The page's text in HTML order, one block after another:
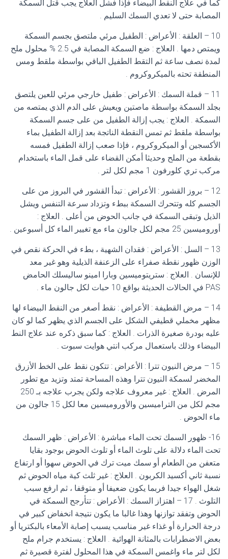
كما في علاج النقط البيضاء فإذا فشل العلاج يجب قتل السمكة
المصابة حتى لا تعدي السمك السليم .
10 – العلقة : الأعراض : الطفيل مرئي ملتصق بجسم السمكة
ويمتص دمها . العلاج : ضع السمكة المصابة في 2.5 % محلول ملح
لمدة نصف ساعة ثم التقط الطفيل الباقي بواسطة ملقط ومس
المنطقة تحته بالميكروكروم .
11 – قملة السمك : الأعراض : طفيل خارجي مرئي للعين يلتصق
بجلد السمكة بواسطة ماصتين ويعيش على الدم الذي يمتصه من
السمكة . العلاج : يجب إزالة الطفيل من على جسم السمكة
بواسطة ملقط ثم تمس النقطة الناتجة بعد إزالة الطفيل بماء
الأكسجين أو الميكروكروم ، فإذا صعب إزالة الطفيل فمسه
بقطعة من الملح وحديثا أمكن القضاء على قمل الماء باستخدام
مركب تري كلورفون 1 مجم لكل لتر .
12 – بروز القشور : الأعراض : تبدأ القشور في البروز من على
الجسم كله وتتحرك السمكة ببطء وتزداد سرعة التنفس ويشل
الذيل وتبقى السمكة في جانب الحوض من أعلى . العلاج :
أوروميسين 25 مجم لكل جالون ماء مع تغيير الماء كل أسبوعين .
13 – السل : الأعراض : فقدان الشهية ، بطء في الحركة نقص في
الوزن ظهور نقطة صفراء على الزعنفة الذيلية وهو غير معد
للإنسان . العلاج : ستريتوميسين وبارا امينو ساليسلك الحامض
PAS في الحالات الحديثة بواقع 10 حبات لكل جالون ماء .
14 – مرض القطيفة : الأعراض : نقط أصغر من النقط البيضاء لها
مظهر مخملي قطيفي الشكل على الجسم الذي يظهر كما لو كان
عليه بودرة صغيرة الذرات . العلاج : كما سبق ذكره عند علاج النط
البيضاء وذلك باستعمال مركب انتي هوايت سبوت .
15 – مرض النيون تترا : الأعراض : تتكون نقط على الخط الأزرق
المخضر لسمكة النيون تترا وهذه المساحة تمتد وتزيد مع تطور
المرض . العلاج : غير معروف علاجه ولكن يجرب علاجه بـ 250
مجم لكل من التراميسين والأوروميسين معا لكل 15 جالون من
ماء الحوض .
16- ظهور السمك تحت الماء مباشرة : الأعراض : ظهر السمك
تحت الماء دلالة على تلوث الماء أو تلوث الحوض بوجود بقايا
متعفن من الطعام أو سمك ميت ترك في الحوض سهوا أو ارتفاع
نسبة ثاني أكسيد الكربون . العلاج : غير ثلث كية مياه الحوض ثم
شغل الهواء جيدا فربما يكون ضعيفا أو متوقفا ، ثم ارفع سبب
التلوث . 17 – اهتزاز السمك : الأعراض : تتأرجح السمكة في
الحوض وتفقد توازنها وهذا غالبا ما يكون نتيجة انخفاض كبير في
درجة الحرارة أو غذاء غير مناسب يسبب إصابة الأمعاء بالبكتريا أو
بعض الاضطرابات بالمثانة الهوائية . العلاج : يستخدم جرام ملح
لكل لتر ماء واغمس السمكة في هذا المحلول لفترة قصيرة ثم